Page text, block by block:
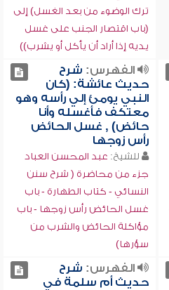
ترك الوضوء من بعد الغسل) إلى
(باب اقتصار الجنب على غسل
يديه إذا أراد أن يأكل أو يشرب))
الفهرس: شرح
حديث عائشة: (كان
النبي يومئ إلي رأسه وهو
معتكف فأغسله وأنا
حائض) , غسل الحائض
رأس زوجها
للشيخ: عبد المحسن العباد
جزء من محاضرة ( شرح سنن
النسائي - كتاب الطهارة - باب
غسل الحائض رأس زوجها - باب
مؤاكلة الحائض والشرب من
سؤرها)
الفهرس: شرح
حديث أم سلمة في